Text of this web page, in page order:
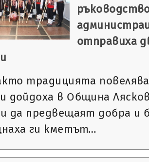
отправиха
традицията
дойдоха в Община
да предвещаят добра и
ги кметът…